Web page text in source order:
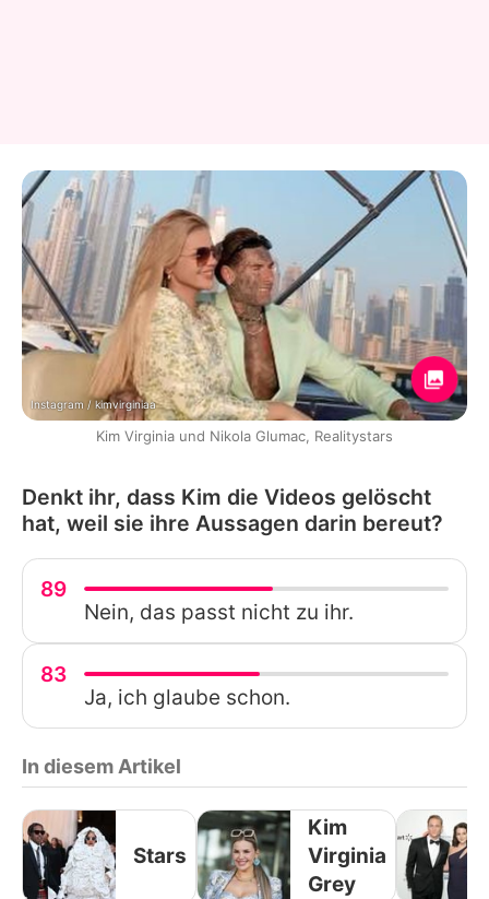
Instagram / kimvirginiaa
Kim Virginia und Nikola Glumac, Realitystars
Denkt ihr, dass Kim die Videos gelöscht
hat, weil sie ihre Aussagen darin bereut?
89
Nein, das passt nicht zu ihr.
83
Ja, ich glaube schon.
In diesem Artikel
Stars
Kim
Virginia
Grey